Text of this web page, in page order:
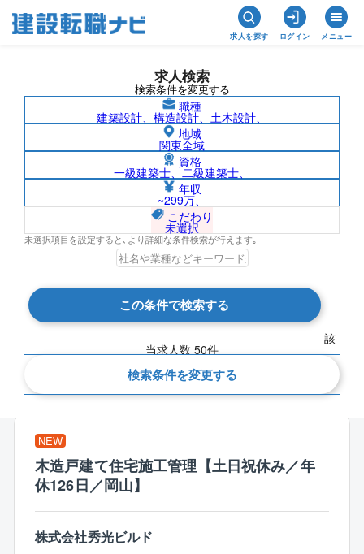
求人を探す ログイン メニュー
求人検索
検索条件を変更する
職種
建築設計、構造設計、土木設計、
地域
関東全域
資格
一級建築士、二級建築士、
年収
~299万、
こだわり
未選択
未選択項目を設定すると､より詳細な条件検索が行えます｡
この条件で検索する
該
当求人数 50件
検索条件を変更する
2級建築施工管理技士/岡山県の求人検索結
果一覧
新着順
NEW
木造戸建て住宅施工管理【土日祝休み／年
休126日／岡山】
株式会社秀光ビルド